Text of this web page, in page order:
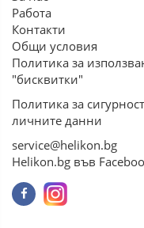
Работа
Контакти
Общи условия
Политика за
"бисквитки"
Политика за
личните данни
service@helikon.bg
Helikon.bg във